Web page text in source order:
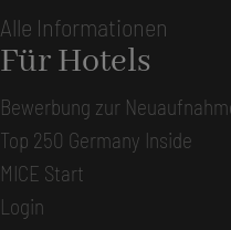
Alle Informationen
Für Hotels
Bewerbung zur
Top 250 Germany Inside
MICE Start
Login